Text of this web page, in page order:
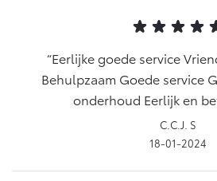
Eerlijke goede service
Behulpzaam Goede service
onderhoud Eerlijk en
C.C.J. S
18-01-2024